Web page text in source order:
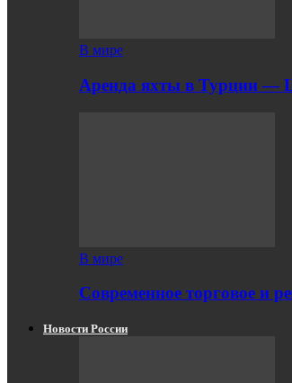
В мире
Аренда яхты в Турции —
В мире
Современное торговое и
Новости России